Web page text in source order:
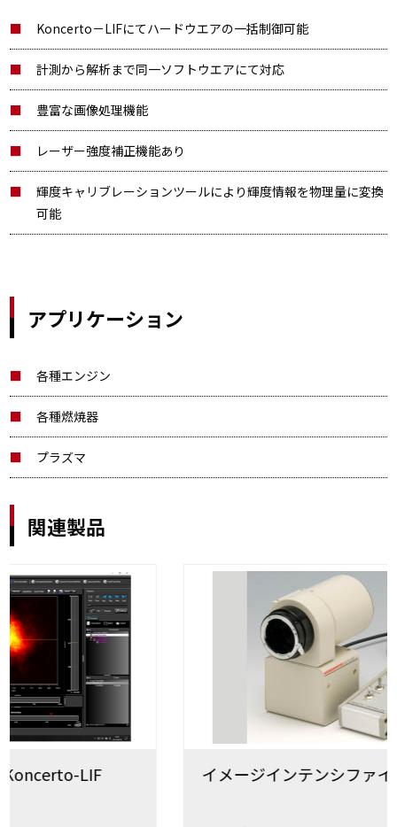
Koncerto－LIFにてハードウエアの一括制御可能
計測から解析まで同一ソフトウエアにて対応
豊富な画像処理機能
レーザー強度補正機能あり
輝度キャリブレーションツールにより輝度情報を物理量に変換
可能
アプリケーション
各種エンジン
各種燃焼器
プラズマ
関連製品
イメージインテンシファイア